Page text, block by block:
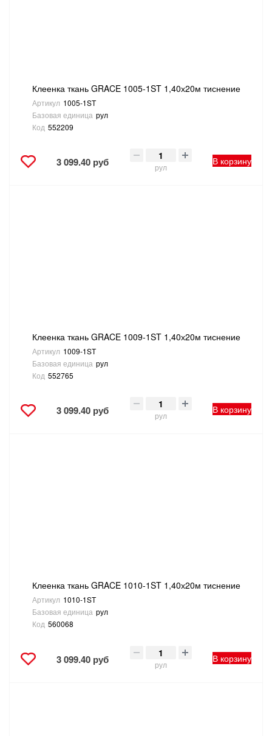
Клеенка ткань GRACE 1005-1ST 1,40х20м тиснение
Артикул 1005-1ST
Базовая единица рул
Код 552209
3 099.40 руб рул
В корзину
Клеенка ткань GRACE 1009-1ST 1,40х20м тиснение
Артикул 1009-1ST
Базовая единица рул
Код 552765
3 099.40 руб рул
В корзину
Клеенка ткань GRACE 1010-1ST 1,40х20м тиснение
Артикул 1010-1ST
Базовая единица рул
Код 560068
3 099.40 руб рул
В корзину